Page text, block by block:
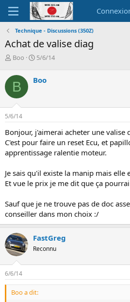
Technique - Discussions (350Z)
Achat de valise diag
A
t
e
u
r
d
e
a
d
i
c
s
i
o
n
Boo
D
e
d
u
t
5/6/14
B Boo
5/6/14
Bonjour, j'aimerai acheter une valise
C'est pour faire un reset Ecu, et
apprentissage ralentie moteur.
Je sais qu'il existe la manip mais elle
Et vue le prix je me dit que ça
Sauf que je ne trouve pas de doc
conseiller dans mon choix :/
FastGreg
Reconnu
6/6/14
Boo a dit: